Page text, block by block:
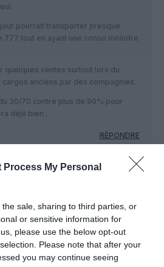
Process My Personal
sale, sharing to third parties, or
or sensitive information for
please use the below opt-out
Please note that after your
you may continue seeing
jour pourrait transporter presque
777 tout en ayant une conso moindre
quelques ventes surtout lors du
anciens par des compagnies.
30/70 contre plus de 90% pour
déjà bien .
RÉPONDRE
il sera re-motorisé avec des
donc GE ou PW
RÉPONDRE